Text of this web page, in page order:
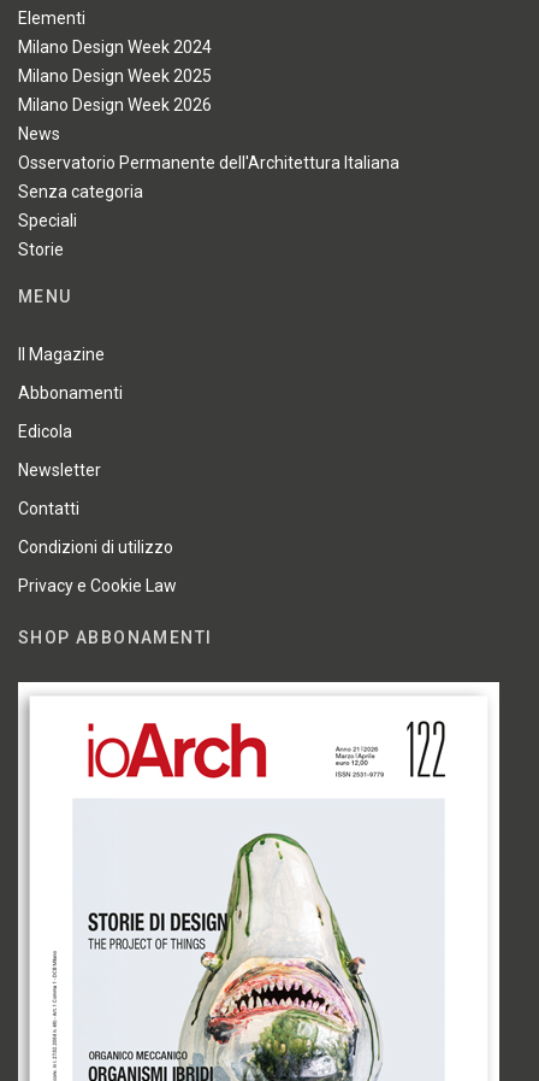
Elementi
Milano Design Week 2024
Milano Design Week 2025
Milano Design Week 2026
News
Osservatorio Permanente dell'Architettura Italiana
Senza categoria
Speciali
Storie
MENU
Il Magazine
Abbonamenti
Edicola
Newsletter
Contatti
Condizioni di utilizzo
Privacy e Cookie Law
SHOP ABBONAMENTI